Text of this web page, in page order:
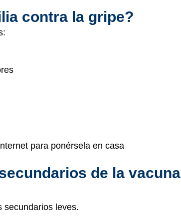
contra la gripe?
para ponérsela en casa
de la vacuna
secundarios leves.